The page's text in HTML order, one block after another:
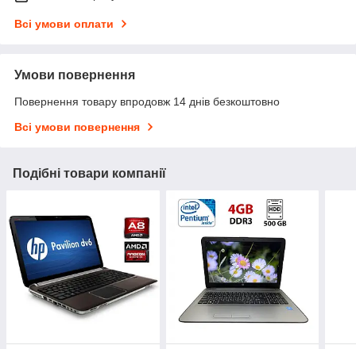
Всі умови оплати
Умови повернення
Повернення товару впродовж 14 днів безкоштовно
Всі умови повернення
Подібні товари компанії